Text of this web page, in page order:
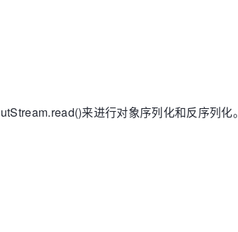
来进行对象序列化和反序列化。